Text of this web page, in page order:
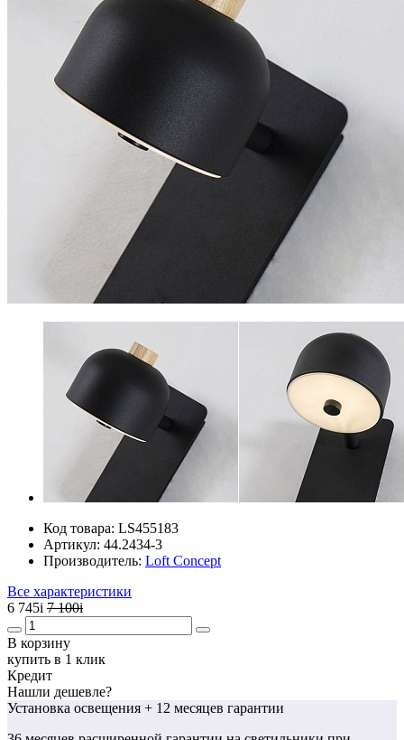
Код товара: LS455183
Артикул: 44.2434-3
Производитель: Loft Concept
Все характеристики
6 745i 7 100i
В корзину
купить в 1 клик
Кредит
Нашли дешевле?
Установка освещения + 12 месяцев гарантии